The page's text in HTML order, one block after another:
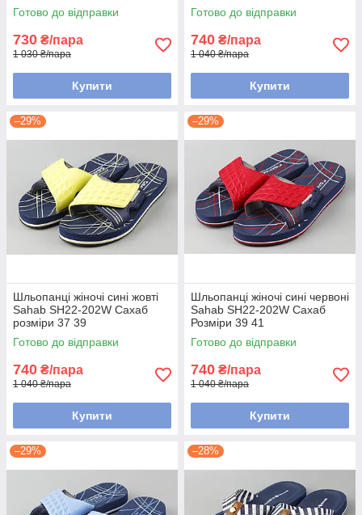
Готово до відправки
730 ₴/пара
1 030 ₴/пара
Купити
Готово до відправки
740 ₴/пара
1 040 ₴/пара
Купити
–29%
Шльопанці жіночі сині жовті
Sahab SH22-202W Сахаб
розміри 37 39
Готово до відправки
740 ₴/пара
1 040 ₴/пара
Купити
–29%
Шльопанці жіночі сині червоні
Sahab SH22-202W Сахаб
Розміри 39 41
Готово до відправки
740 ₴/пара
1 040 ₴/пара
Купити
–29% –28%